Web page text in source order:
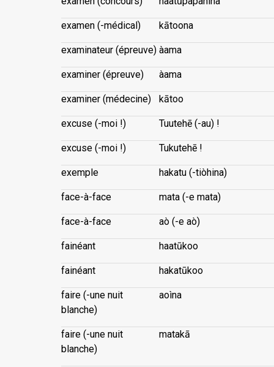
examen (-médical) kātoona
examinateur (épreuve) àama
examiner (épreuve) àama
examiner (médecine) kātoo
excuse (-moi !) Tuutehē (-au) !
excuse (-moi !) Tukutehē !
exemple hakatu (-tiòhina)
face-à-face mata (-e mata)
face-à-face aò (-e aò)
fainéant haatūkoo
fainéant hakatūkoo
faire (-une nuit
blanche)
aoìna
faire (-une nuit
blanche)
matakā